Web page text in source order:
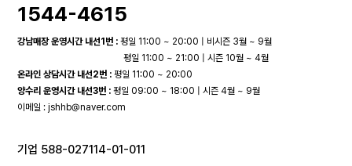
1544-4615
강남매장 운영시간 내선1번 : 평일 11:00 ~ 20:00 | 비시즌 3월 ~ 9월
평일 11:00 ~ 21:00 | 시즌 10월 ~ 4월
온라인 상담시간 내선2번 : 평일 11:00 ~ 20:00
양수리 운영시간 내선3번 : 평일 09:00 ~ 18:00 | 시즌 4월 ~ 9월
이메일 :jshhb@naver.com
기업 588-027114-01-011